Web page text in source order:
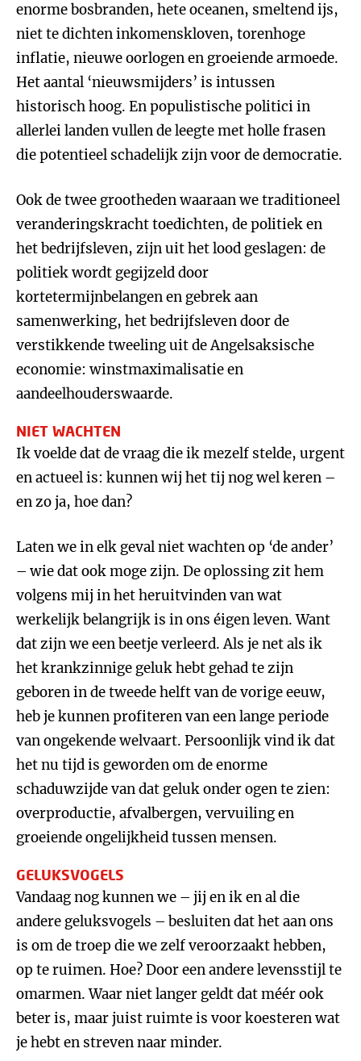
enorme bosbranden, hete oceanen, smeltend ijs,
niet te dichten inkomenskloven, torenhoge
inflatie, nieuwe oorlogen en groeiende armoede.
Het aantal ‘nieuwsmijders’ is intussen
historisch hoog. En populistische politici in
allerlei landen vullen de leegte met holle frasen
die potentieel schadelijk zijn voor de democratie.
Ook de twee grootheden waaraan we traditioneel
veranderingskracht toedichten, de politiek en
het bedrijfsleven, zijn uit het lood geslagen: de
politiek wordt gegijzeld door
kortetermijnbelangen en gebrek aan
samenwerking, het bedrijfsleven door de
verstikkende tweeling uit de Angelsaksische
economie: winstmaximalisatie en
aandeelhouderswaarde.
NIET WACHTEN
Ik voelde dat de vraag die ik mezelf stelde, urgent
en actueel is: kunnen wij het tij nog wel keren –
en zo ja, hoe dan?
Laten we in elk geval niet wachten op ‘de ander’
– wie dat ook moge zijn. De oplossing zit hem
volgens mij in het heruitvinden van wat
werkelijk belangrijk is in ons éigen leven. Want
dat zijn we een beetje verleerd. Als je net als ik
het krankzinnige geluk hebt gehad te zijn
geboren in de tweede helft van de vorige eeuw,
heb je kunnen profiteren van een lange periode
van ongekende welvaart. Persoonlijk vind ik dat
het nu tijd is geworden om de enorme
schaduwzijde van dat geluk onder ogen te zien:
overproductie, afvalbergen, vervuiling en
groeiende ongelijkheid tussen mensen.
GELUKSVOGELS
Vandaag nog kunnen we – jij en ik en al die
andere geluksvogels – besluiten dat het aan ons
is om de troep die we zelf veroorzaakt hebben,
op te ruimen. Hoe? Door een andere levensstijl te
omarmen. Waar niet langer geldt dat méér ook
beter is, maar juist ruimte is voor koesteren wat
je hebt en streven naar minder.